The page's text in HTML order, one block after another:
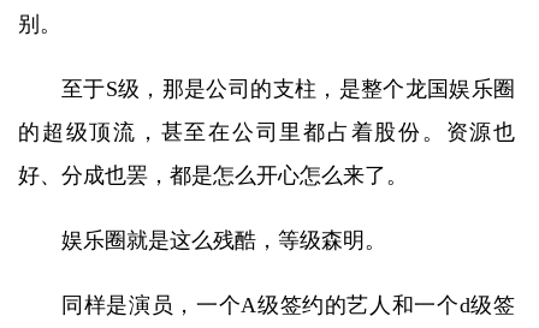
别。
至于S级，那是公司的支柱，是整个龙国娱乐圈
的超级顶流，甚至在公司里都占着股份。资源也
好、分成也罢，都是怎么开心怎么来了。
娱乐圈就是这么残酷，等级森明。
同样是演员，一个A级签约的艺人和一个d级签